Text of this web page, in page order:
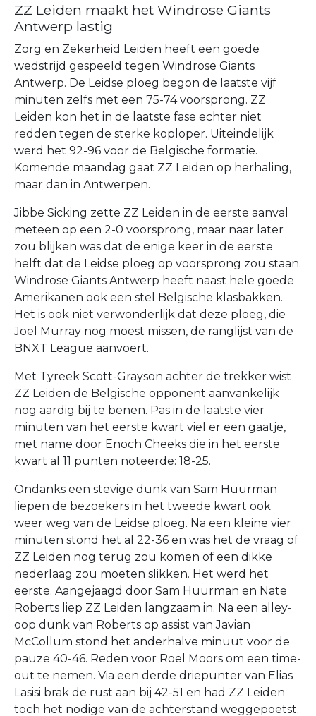
ZZ Leiden maakt het Windrose Giants
Antwerp lastig
Zorg en Zekerheid Leiden heeft een goede
wedstrijd gespeeld tegen Windrose Giants
Antwerp. De Leidse ploeg begon de laatste vijf
minuten zelfs met een 75-74 voorsprong. ZZ
Leiden kon het in de laatste fase echter niet
redden tegen de sterke koploper. Uiteindelijk
werd het 92-96 voor de Belgische formatie.
Komende maandag gaat ZZ Leiden op herhaling,
maar dan in Antwerpen.
Jibbe Sicking zette ZZ Leiden in de eerste aanval
meteen op een 2-0 voorsprong, maar naar later
zou blijken was dat de enige keer in de eerste
helft dat de Leidse ploeg op voorsprong zou staan.
Windrose Giants Antwerp heeft naast hele goede
Amerikanen ook een stel Belgische klasbakken.
Het is ook niet verwonderlijk dat deze ploeg, die
Joel Murray nog moest missen, de ranglijst van de
BNXT League aanvoert.
Met Tyreek Scott-Grayson achter de trekker wist
ZZ Leiden de Belgische opponent aanvankelijk
nog aardig bij te benen. Pas in de laatste vier
minuten van het eerste kwart viel er een gaatje,
met name door Enoch Cheeks die in het eerste
kwart al 11 punten noteerde: 18-25.
Ondanks een stevige dunk van Sam Huurman
liepen de bezoekers in het tweede kwart ook
weer weg van de Leidse ploeg. Na een kleine vier
minuten stond het al 22-36 en was het de vraag of
ZZ Leiden nog terug zou komen of een dikke
nederlaag zou moeten slikken. Het werd het
eerste. Aangejaagd door Sam Huurman en Nate
Roberts liep ZZ Leiden langzaam in. Na een alley-
oop dunk van Roberts op assist van Javian
McCollum stond het anderhalve minuut voor de
pauze 40-46. Reden voor Roel Moors om een time-
out te nemen. Via een derde driepunter van Elias
Lasisi brak de rust aan bij 42-51 en had ZZ Leiden
toch het nodige van de achterstand weggepoetst.